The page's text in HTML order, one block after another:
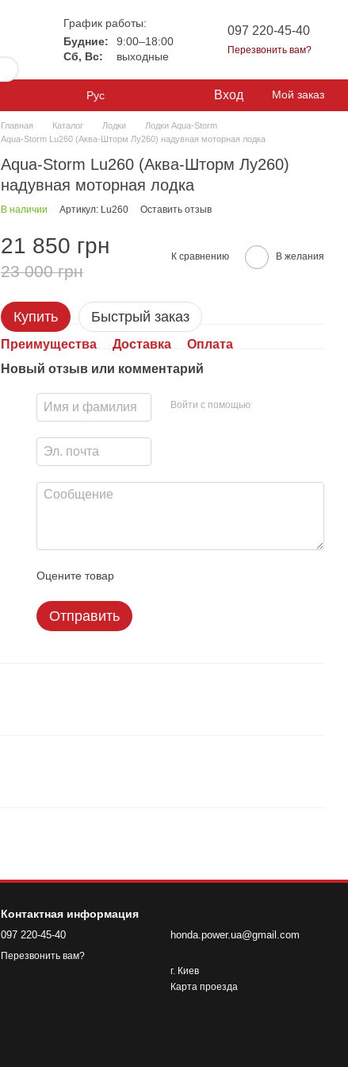
График работы:
Будние:
9:00–18:00
Сб, Вс:
выходные
097 220-45-40
Перезвонить вам?
Рус Вход Мой заказ
Главная Каталог Лодки
Лодки Aqua-Storm
Aqua-Storm Lu260 (Аква-Шторм Лу260) надувная моторная лодка
Aqua-Storm Lu260 (Аква-Шторм Лу260)
надувная моторная лодка
В наличии Артикул: Lu260 Оставить отзыв
21 850 грн
23 000 грн
К сравнению В желания
Купить Быстрый заказ
Преимущества Доставка
Оплата
Новый отзыв или комментарий
Войти с помощью
Оцените товар
Отправить
Контактная информация
097 220-45-40
Перезвонить вам?
honda.power.ua@gmail.com
г. Киев
Карта проезда